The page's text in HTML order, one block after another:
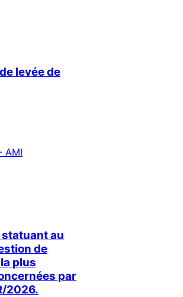
levée de
AMI
statuant au
de
plus
par
2026.